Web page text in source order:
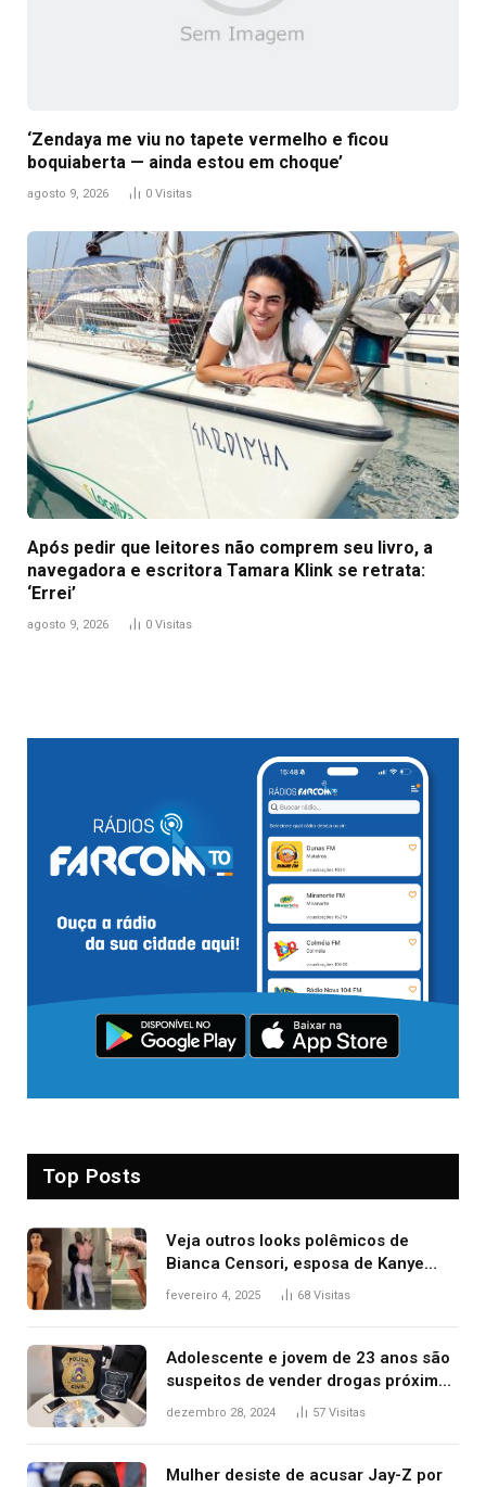
‘Zendaya me viu no tapete vermelho e ficou
boquiaberta — ainda estou em choque’
agosto 9, 2026 0 Visitas
Após pedir que leitores não comprem seu livro, a
navegadora e escritora Tamara Klink se retrata:
‘Errei’
agosto 9, 2026 0 Visitas
Top Posts
Veja outros looks polêmicos de
Bianca Censori, esposa de Kanye
West que apareceu nua no Grammy
fevereiro 4, 2025 68 Visitas
Adolescente e jovem de 23 anos são
suspeitos de vender drogas próximo
de delegacia e escola, diz polícia
dezembro 28, 2024 57 Visitas
Mulher desiste de acusar Jay-Z por